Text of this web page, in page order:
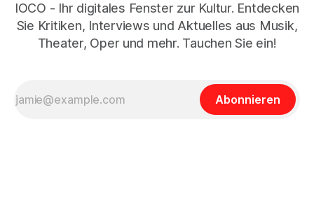
IOCO - Ihr digitales Fenster zur Kultur. Entdecken
Sie Kritiken, Interviews und Aktuelles aus Musik,
Theater, Oper und mehr. Tauchen Sie ein!
Abonnieren